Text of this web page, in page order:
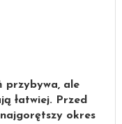
przybywa, ale
łatwiej. Przed
okres